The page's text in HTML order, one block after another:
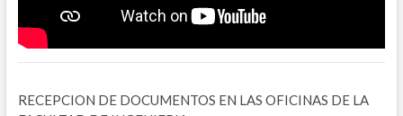
RECEPCION DE DOCUMENTOS EN LAS OFICINAS DE LA